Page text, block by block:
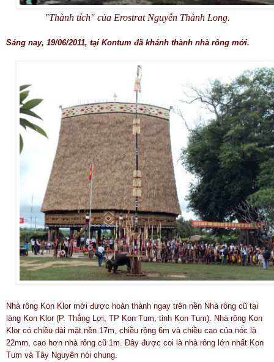
"Thành tích" của Erostrat Nguyễn Thành Long.
Sáng nay, 19/06/2011, tại Kontum đã khánh thành nhà rông mới.
Nhà rông Kon Klor mới được hoàn thành ngay trên nền Nhà rông cũ tại
làng Kon Klor (P. Thắng Lợi, TP Kon Tum, tỉnh Kon Tum). Nhà rông Kon
Klor có chiều dài mặt nền 17m, chiều rộng 6m và chiều cao của nóc là
22mm, cao hơn nhà rông cũ 1m. Đây được coi là nhà rông lớn nhất Kon
Tum và Tây Nguyên nói chung.